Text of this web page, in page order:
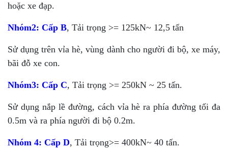
hoặc xe đạp.
Nhóm2: Cấp B, Tải trọng >= 125kN~ 12,5 tấn
Sử dụng trên vỉa hè, vùng dành cho người đi bộ, xe máy,
bãi đỗ xe con.
Nhóm3: Cấp C, Tải trọng >= 250kN ~ 25 tấn.
Sử dụng nắp lề đường, cách vỉa hè ra phía đường tối đa
0.5m và ra phía người đi bộ 0.2m.
Nhóm 4: Cấp D, Tải trọng>= 400kN~ 40 tấn.